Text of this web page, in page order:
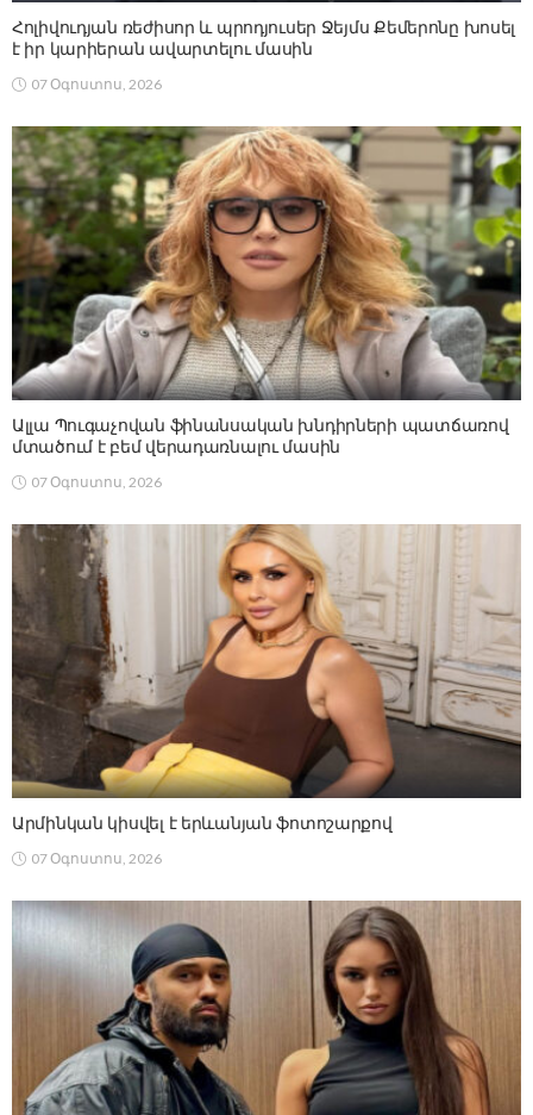
Հոլիվուդյան ռեժիսոր և պրոդյուսեր Ջեյմս Քեմերոնը խոսել
է իր կարիերան ավարտելու մասին
07 Օգոստոս, 2026
Ալլա Պուգաչովան ֆինանսական խնդիրների պատճառով
մտածում է բեմ վերադառնալու մասին
07 Օգոստոս, 2026
Արմինկան կիսվել է երևանյան ֆոտոշարքով
07 Օգոստոս, 2026